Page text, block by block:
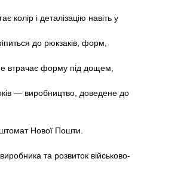
колір і деталізацію навіть у
до рюкзаків, форм,
втрачає форму під дощем,
— виробництво, доведене до
Нової Пошти.
та розвиток військово-